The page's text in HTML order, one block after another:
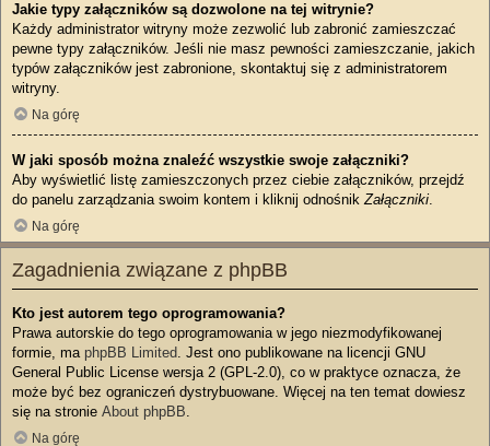
Jakie typy załączników są dozwolone na tej witrynie?
Każdy administrator witryny może zezwolić lub zabronić zamieszczać
pewne typy załączników. Jeśli nie masz pewności zamieszczanie, jakich
typów załączników jest zabronione, skontaktuj się z administratorem
witryny.
Na górę
W jaki sposób można znaleźć wszystkie swoje załączniki?
Aby wyświetlić listę zamieszczonych przez ciebie załączników, przejdź
do panelu zarządzania swoim kontem i kliknij odnośnikZałączniki.
Na górę
Zagadnienia związane z phpBB
Kto jest autorem tego oprogramowania?
Prawa autorskie do tego oprogramowania w jego niezmodyfikowanej
formie, ma phpBB Limited. Jest ono publikowane na licencji GNU
General Public License wersja 2 (GPL-2.0), co w praktyce oznacza, że
może być bez ograniczeń dystrybuowane. Więcej na ten temat dowiesz
się na stronie About phpBB.
Na górę